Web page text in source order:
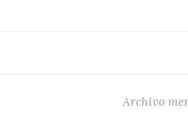
Archivo